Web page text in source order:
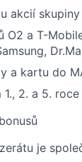
akcií
a T-
a kartu do
2. a 5.
je